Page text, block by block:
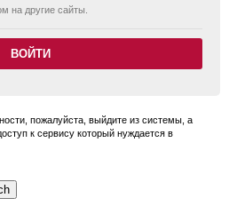
на другие сайты.
пожалуйста, выйдите из системы, а
к сервису который нуждается в